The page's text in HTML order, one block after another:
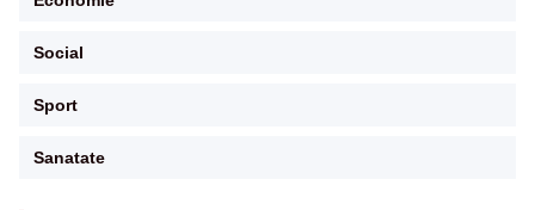
Social
Sport
Sanatate